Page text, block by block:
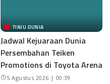
TINJU DUNIA
Jadwal Kejuaraan Dunia
Persembahan Teiken
Promotions di Toyota Arena
5 Agustus 2026 | 00:39